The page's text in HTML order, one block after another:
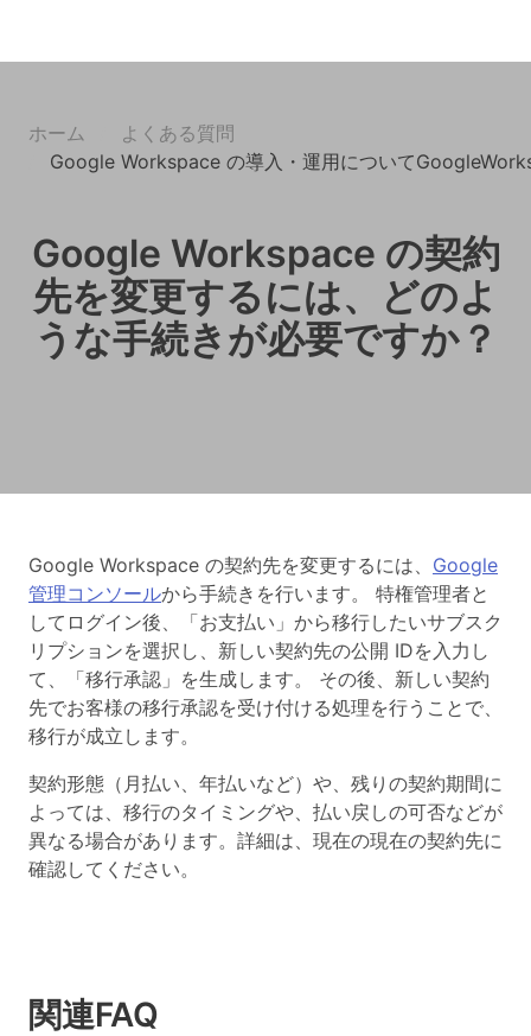
ホーム
よくある質問
Google Workspace の導入・運用について
Google Workspace の契約
先を変更するには、どのよ
うな手続きが必要ですか？
Google Workspace の契約先を変更するには、 Google
管理コンソールから手続きを行います。 特権管理者と
してログイン後、「お支払い」から移行したいサブスク
リプションを選択し、新しい契約先の公開 IDを入力し
て、「移行承認」を生成します。 その後、新しい契約
先でお客様の移行承認を受け付ける処理を行うことで、
移行が成立します。
契約形態（月払い、年払いなど）や、残りの契約期間に
よっては、移行のタイミングや、払い戻しの可否などが
異なる場合があります。詳細は、現在の現在の契約先に
確認してください。
関連FAQ